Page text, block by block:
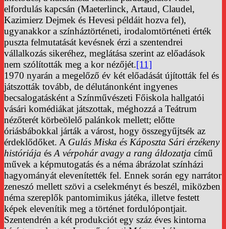
elfordulás kapcsán (Maeterlinck, Artaud, Claudel,
Kazimierz Dejmek és Hevesi példáit hozva fel),
ugyanakkor a színháztörténeti, irodalomtörténeti érték
puszta felmutatását kevésnek érzi a szentendrei
vállalkozás sikeréhez, meglátása szerint az előadások
nem szólították meg a kor nézőjét.[11]
1970 nyarán a megelőző év két előadását újították fel és
játszották tovább, de délutánonként ingyenes
becsalogatásként a Színművészeti Főiskola hallgatói
vásári komédiákat játszottak, méghozzá a Teátrum
nézőterét körbeölelő palánkok mellett; előtte
óriásbábokkal járták a várost, hogy összegyűjtsék az
érdeklődőket. A Gulás Miska és Káposzta Sári érzékeny
históriája és A vérpohár avagy a rang áldozatja című
művek a képmutogatás és a néma ábrázolat színházi
hagyományát elevenítették fel. Ennek során egy narrátor
zeneszó mellett szövi a cselekményt és beszél, miközben
néma szereplők pantomimikus játéka, illetve festett
képek elevenítik meg a történet fordulópontjait.
Szentendrén a két produkciót egy száz éves kintorna